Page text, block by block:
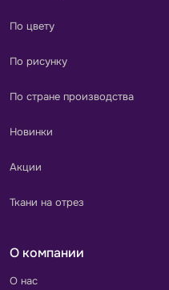
По цвету
По рисунку
По стране производства
Новинки
Акции
Ткани на отрез
О компании
О нас